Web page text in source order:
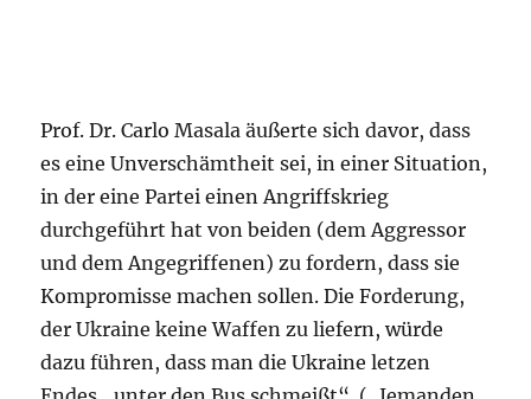
Prof. Dr. Carlo Masala äußerte sich davor, dass
es eine Unverschämtheit sei, in einer Situation,
in der eine Partei einen Angriffskrieg
durchgeführt hat von beiden (dem Aggressor
und dem Angegriffenen) zu fordern, dass sie
Kompromisse machen sollen. Die Forderung,
der Ukraine keine Waffen zu liefern, würde
dazu führen, dass man die Ukraine letzen